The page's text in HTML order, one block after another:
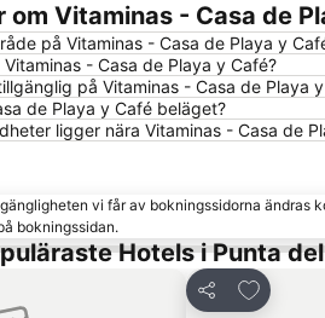
om Vitaminas - Casa de
på Vitaminas - Casa de Playa y
- Casa de Playa y Café?
på Vitaminas - Casa de Playa
de Playa y Café beläget?
ligger nära Vitaminas - Casa de
vi får av bokningssidorna ändras
bokningssidan.
Hotels i Punta
Favoriter
Dela
Lägg till i